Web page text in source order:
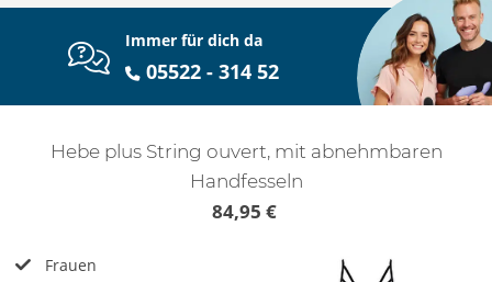
Immer für dich da
05522 - 314 52
Hebe plus String ouvert, mit abnehmbaren
Handfesseln
84,95 €
Frauen